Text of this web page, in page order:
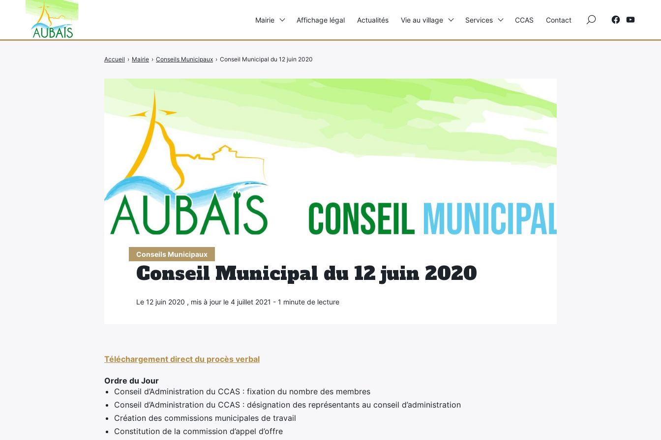
Conseils Municipaux
Conseil Municipal du 12 juin 2020
Le 12 juin 2020 , mis à jour le 4 juillet 2021 - 1 minute de lecture
Accueil › Mairie › Conseils Municipaux › Conseil Municipal du 12 juin 2020
Téléchargement direct du procès verbal
Ordre du Jour
Conseil d’Administration du CCAS : fixation du nombre des membres
Conseil d’Administration du CCAS : désignation des représentants au conseil d’administration
Création des commissions municipales de travail
Constitution de la commission d’appel d’offre
Mairie Affichage légal Actualités Vie au village Services
Elections
Etat Civil
Autres Démarches
CCAS Contact
×